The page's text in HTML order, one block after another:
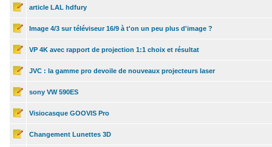
article LAL hdfury
Image 4/3 sur téléviseur 16/9 à t'on un peu plus d'image ?
VP 4K avec rapport de projection 1:1 choix et résultat
JVC : la gamme pro devoile de nouveaux projecteurs laser
sony VW 590ES
Visiocasque GOOVIS Pro
Changement Lunettes 3D